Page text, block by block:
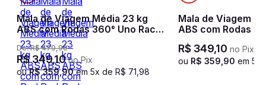
Mala de Viagem Média 23 kg
ABS com Rodas 360° Uno Racer
- Preto
De:R$ 479,90
R$349,10no Pix
ouR$ 359,90em 5x de R$ 71 98
Mala de Viagem
ABS com Rodas
R$ 349,10 no Pix
ou R$ 359 90 em 5